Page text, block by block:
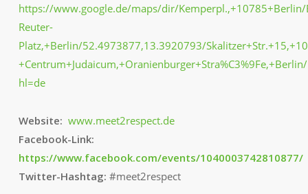
https://www.google.de/maps/dir/Kemperpl.,+10785+Berlin/
Reuter-
Platz,+Berlin/52.4973877,13.3920793/
hl=de
Website: www.meet2respect.de
Facebook-Link:
https://www.facebook.com/events/1040003742810877/
Twitter-Hashtag: #meet2respect